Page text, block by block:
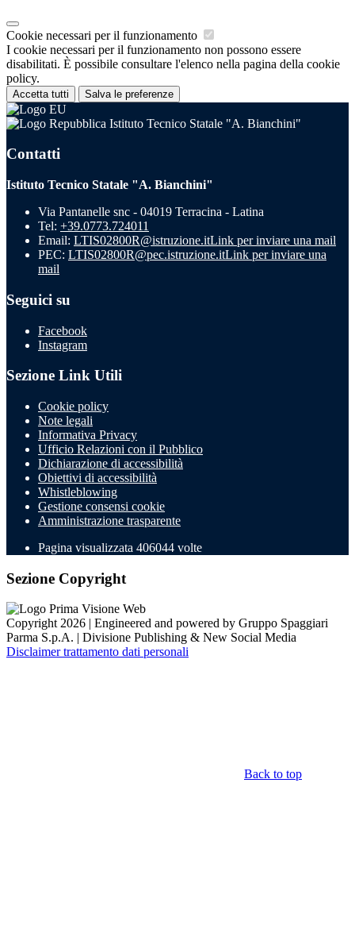
Cookie necessari per il funzionamento
I cookie necessari per il funzionamento non possono essere
disabilitati. È possibile consultare l'elenco nella pagina della cookie
policy.
Accetta tutti Salva le preferenze
Istituto Tecnico Statale "A. Bianchini"
Contatti
Istituto Tecnico Statale "A. Bianchini"
Via Pantanelle snc - 04019 Terracina - Latina
Tel: +39.0773.724011
Email: LTIS02800R@istruzione.itLink per inviare una mail
PEC: LTIS02800R@pec.istruzione.itLink per inviare una
mail
Seguici su
Facebook
Instagram
Sezione Link Utili
Cookie policy
Note legali
Informativa Privacy
Ufficio Relazioni con il Pubblico
Dichiarazione di accessibilità
Obiettivi di accessibilità
Whistleblowing
Gestione consensi cookie
Amministrazione trasparente
Pagina visualizzata 406044 volte
Sezione Copyright
Copyright 2026 | Engineered and powered by Gruppo Spaggiari
Parma S.p.A. | Divisione Publishing & New Social Media
Disclaimer trattamento dati personali
Back to top